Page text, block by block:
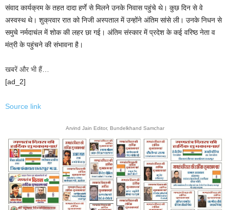
संवाद कार्यक्रम के तहत दादा हर्णे से मिलने उनके निवास पहुंचे थे। कुछ दिन से वे
अस्वस्थ थे। शुक्रवार रात को निजी अस्पताल में उन्होंने अंतिम सांसे ली। उनके निधन से
समुचे नर्मदाचंल में शोक की लहर छा गई। अंतिम संस्कार में प्रदेश के कई वरिष्ठ नेता व
मंत्री के पहुंचने की संभावना है।
खबरें और भी हैं…
[ad_2]
Source link
Arvind Jain Editor, Bundelkhand Samchar